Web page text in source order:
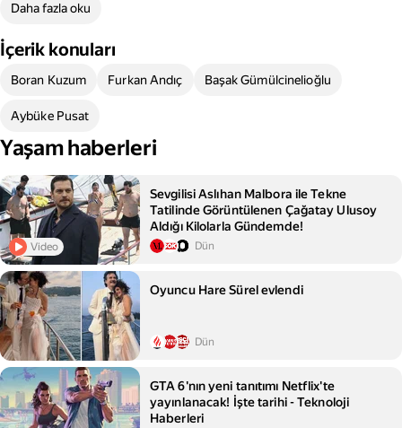
Daha fazla oku
İçerik konuları
Boran Kuzum Furkan Andıç Başak Gümülcinelioğlu
Aybüke Pusat
Yaşam haberleri
Video
Sevgilisi Aslıhan Malbora ile Tekne
Tatilinde Görüntülenen Çağatay Ulusoy
Aldığı Kilolarla Gündemde!
Dün
Oyuncu Hare Sürel evlendi
Dün
GTA 6'nın yeni tanıtımı Netflix'te
yayınlanacak! İşte tarihi - Teknoloji
Haberleri